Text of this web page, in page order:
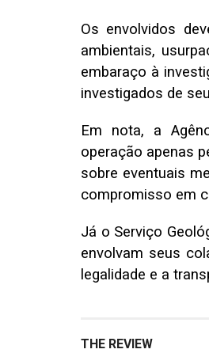
Os envolvidos
ambientais,
embaraço à
investigados de
Em nota, a
operação apenas
sobre eventuais
compromisso em
Já o Serviço
envolvam seus
legalidade e a
THE REVIEW